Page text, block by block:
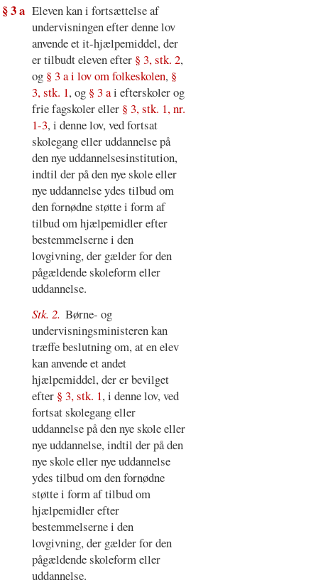
§ 3 a Eleven kan i fortsættelse af
undervisningen efter denne lov
anvende et it-hjælpemiddel, der
er tilbudt eleven efter § 3, stk. 2,
og § 3 a i lov om folkeskolen, §
3, stk. 1, og § 3 ai efterskoler og
frie fagskoler eller § 3, stk. 1, nr.
1-3, i denne lov, ved fortsat
skolegang eller uddannelse på
den nye uddannelsesinstitution,
indtil der på den nye skole eller
nye uddannelse ydes tilbud om
den fornødne støtte i form af
tilbud om hjælpemidler efter
bestemmelserne i den
lovgivning, der gælder for den
pågældende skoleform eller
uddannelse.
Stk. 2. Børne- og
undervisningsministeren kan
træffe beslutning om, at en elev
kan anvende et andet
hjælpemiddel, der er bevilget
efter § 3, stk. 1, i denne lov, ved
fortsat skolegang eller
uddannelse på den nye skole eller
nye uddannelse, indtil der på den
nye skole eller nye uddannelse
ydes tilbud om den fornødne
støtte i form af tilbud om
hjælpemidler efter
bestemmelserne i den
lovgivning, der gælder for den
pågældende skoleform eller
uddannelse.